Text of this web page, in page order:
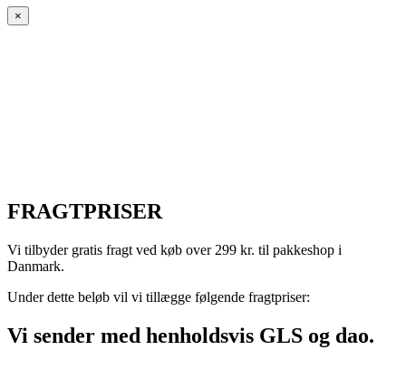
×
FRAGTPRISER
Vi tilbyder gratis fragt ved køb over 299 kr. til pakkeshop i
Danmark.
Under dette beløb vil vi tillægge følgende fragtpriser:
Vi sender med henholdsvis GLS og dao.